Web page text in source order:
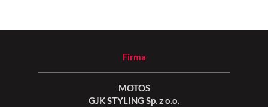
Firma
MOTOS
GJK STYLING Sp. z o.o.